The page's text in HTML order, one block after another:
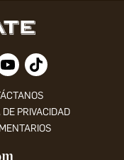
DE PRIVACIDAD